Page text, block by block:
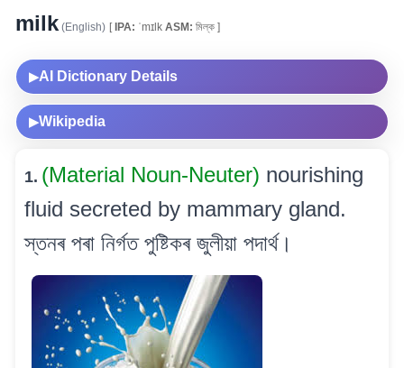
milk(English) [IPA: ˈmɪlk ASM: মিল্ক ]
▶AI Dictionary Details
▶Wikipedia
1. (Material Noun-Neuter) nourishing
fluid secreted by mammary gland.
স্তনৰ পৰা নিৰ্গত পুষ্টিকৰ জুলীয়া পদাৰ্থ।